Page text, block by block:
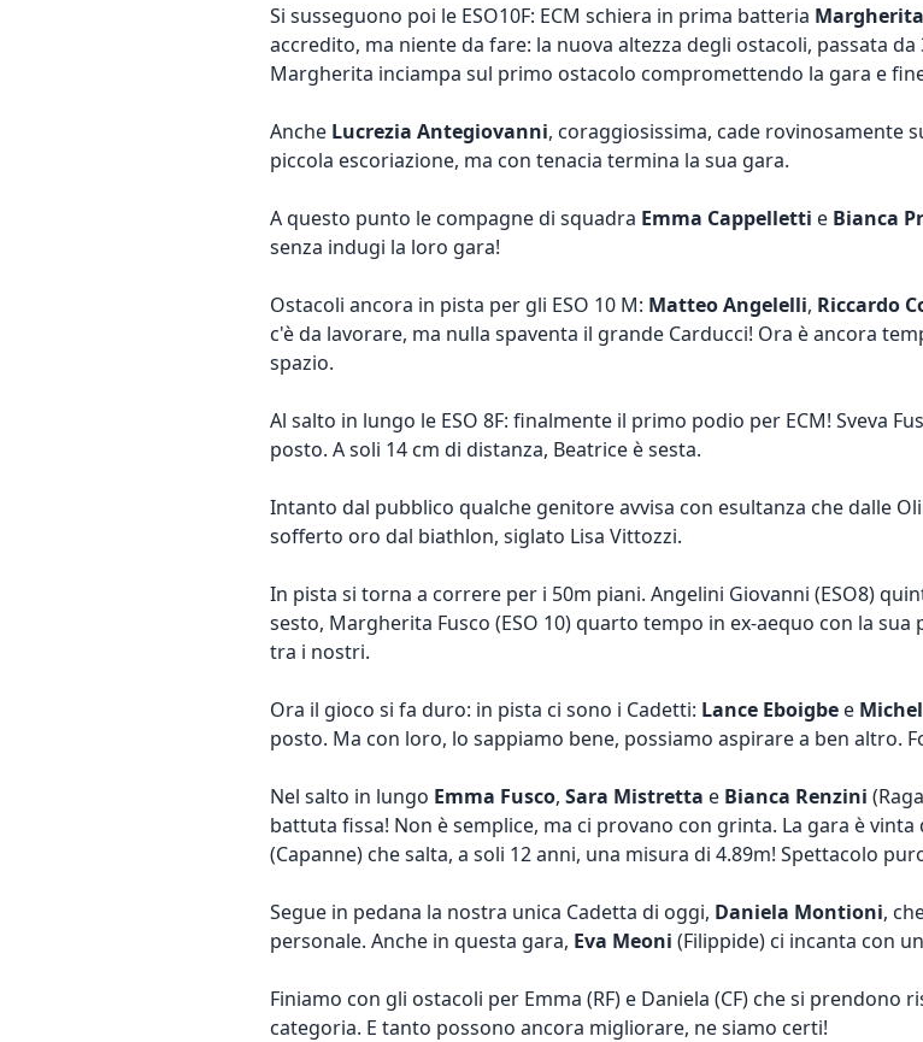
Si susseguono poi le ESO10F: ECM schiera in prima batteria
accredito, ma niente da fare: la nuova altezza degli ostacoli, passata
Margherita inciampa sul primo ostacolo compromettendo la gara e
Anche Lucrezia Antegiovanni, coraggiosissima, cade rovinosamente
piccola escoriazione, ma con tenacia termina la sua gara.
A questo punto le compagne di squadra Emma Cappelletti e Bianca
senza indugi la loro gara!
Ostacoli ancora in pista per gli ESO 10 M: Matteo Angelelli, Riccardo
c'è da lavorare, ma nulla spaventa il grande Carducci! Ora è ancora
spazio.
Al salto in lungo le ESO 8F: finalmente il primo podio per ECM! Sveva
posto. A soli 14 cm di distanza, Beatrice è sesta.
Intanto dal pubblico qualche genitore avvisa con esultanza che dalle
sofferto oro dal biathlon, siglato Lisa Vittozzi.
In pista si torna a correre per i 50m piani. Angelini Giovanni (ESO8)
sesto, Margherita Fusco (ESO 10) quarto tempo in ex-aequo con la
tra i nostri.
Ora il gioco si fa duro: in pista ci sono i Cadetti: Lance Eboigbe e
posto. Ma con loro, lo sappiamo bene, possiamo aspirare a ben altro.
Nel salto in lungo Emma Fusco, Sara Mistretta e Bianca Renzini
battuta fissa! Non è semplice, ma ci provano con grinta. La gara è
(Capanne) che salta, a soli 12 anni, una misura di 4.89m! Spettacolo
Segue in pedana la nostra unica Cadetta di oggi, Daniela Montioni,
personale. Anche in questa gara, Eva Meoni (Filippide) ci incanta con
Finiamo con gli ostacoli per Emma (RF) e Daniela (CF) che si
categoria. E tanto possono ancora migliorare, ne siamo certi!